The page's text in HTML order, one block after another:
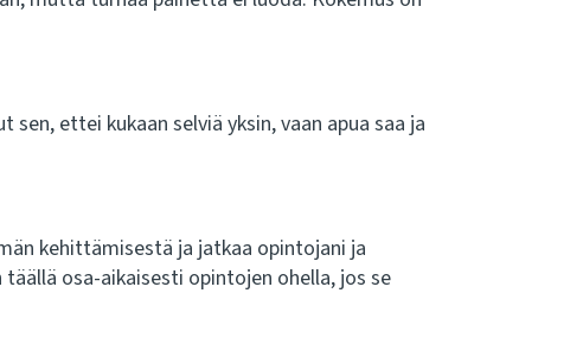
ettei kukaan selviä yksin, vaan apua saa ja
kehittämisestä ja jatkaa opintojani ja
osa-aikaisesti opintojen ohella, jos se